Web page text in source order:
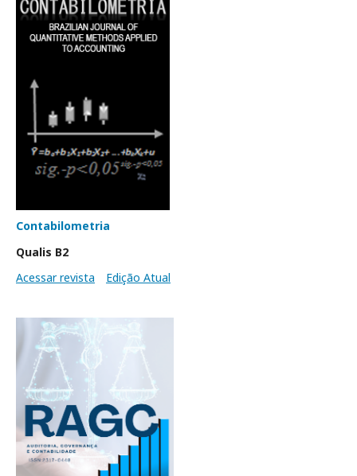
Contabilometria
Qualis B2
Acessar revista
Edição Atual